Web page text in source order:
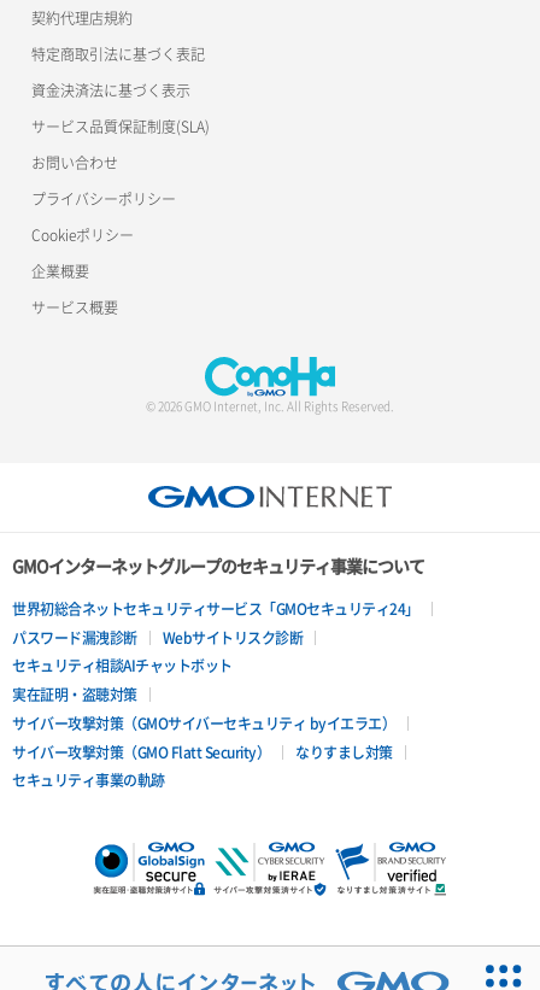
リスナー詳細取得
ロードバランサー一覧取得
ロードバランサー削除
ロードバランサー更新
ロードバランサー詳細取得
ロードバランサー追加
公開API(ConoHa VPS Ver.2.0)
契約代理店規約
特定商取引法に基づく表記
資金決済法に基づく表示
サービス品質保証制度(SLA)
お問い合わせ
プライバシーポリシー
Cookieポリシー
企業概要
サービス概要
© 2026 GMO Internet, Inc. All Rights Reserved.
GMOインターネットグループのセキュリティ事業について
世界初総合ネットセキュリティサービス「GMOセキュリティ24」
パスワード漏洩診断
Webサイトリスク診断
セキュリティ相談AIチャットボット
実在証明・盗聴対策
サイバー攻撃対策（GMOサイバーセキュリティ byイエラエ）
サイバー攻撃対策（GMO Flatt Security）
なりすまし対策
セキュリティ事業の軌跡